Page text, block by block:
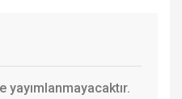
yayımlanmayacaktır.